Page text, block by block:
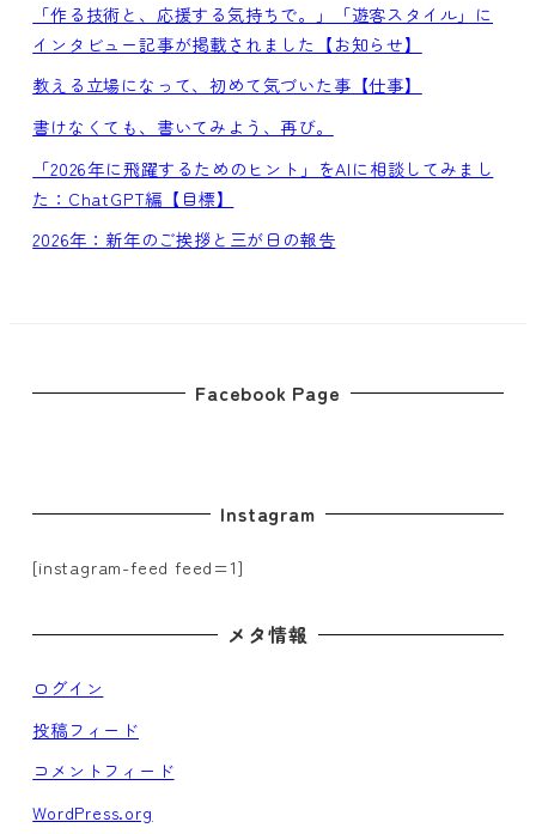
「作る技術と、応援する気持ちで。」「遊客スタイル」に
インタビュー記事が掲載されました【お知らせ】
教える立場になって、初めて気づいた事【仕事】
書けなくても、書いてみよう、再び。
「2026年に飛躍するためのヒント」をAIに相談してみまし
た：ChatGPT編【目標】
2026年：新年のご挨拶と三が日の報告
Facebook Page
Instagram
[instagram-feed feed=1]
メタ情報
ログイン
投稿フィード
コメントフィード
WordPress.org